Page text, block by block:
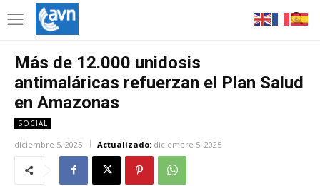
Más de 12.000 unidosis
antimaláricas refuerzan el Plan Salud
en Amazonas
SOCIAL
diciembre 5, 2025 Actualizado: diciembre 5, 2025